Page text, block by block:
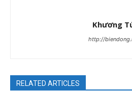
Khương
http://
RELATED ARTICLES